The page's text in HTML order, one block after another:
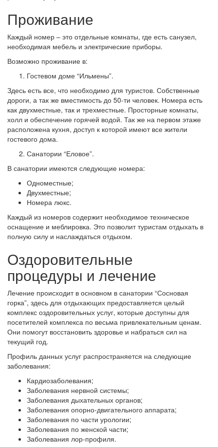
Проживание
Каждый номер – это отдельные комнаты, где есть санузел,
необходимая мебель и электрические приборы.
Возможно проживание в:
Гостевом доме “Ильмены”.
Здесь есть все, что необходимо для туристов. Собственные
дороги, а так же вместимость до 50-ти человек. Номера есть
как двухместные, так и трехместные. Просторные комнаты,
холл и обеспечение горячей водой. Так же на первом этаже
расположена кухня, доступ к которой имеют все жители
гостевого дома.
Санатории “Еловое”.
В санатории имеются следующие номера:
Одноместные;
Двухместные;
Номера люкс.
Каждый из номеров содержит необходимое техническое
оснащение и меблировка. Это позволит туристам отдыхать в
полную силу и наслаждаться отдыхом.
Оздоровительные
процедуры и лечение
Лечение происходит в основном в санатории “Сосновая
горка”, здесь для отдыхающих предоставляется целый
комплекс оздоровительных услуг, которые доступны для
посетителей комплекса по весьма привлекательным ценам.
Они помогут восстановить здоровье и набраться сил на
текущий год.
Профиль данных услуг распространяется на следующие
заболевания:
Кардиозаболевания;
Заболевания нервной системы;
Заболевания дыхательных органов;
Заболевания опорно-двигательного аппарата;
Заболевания по части урологии;
Заболевания по женской части;
Заболевания лор-профиля.